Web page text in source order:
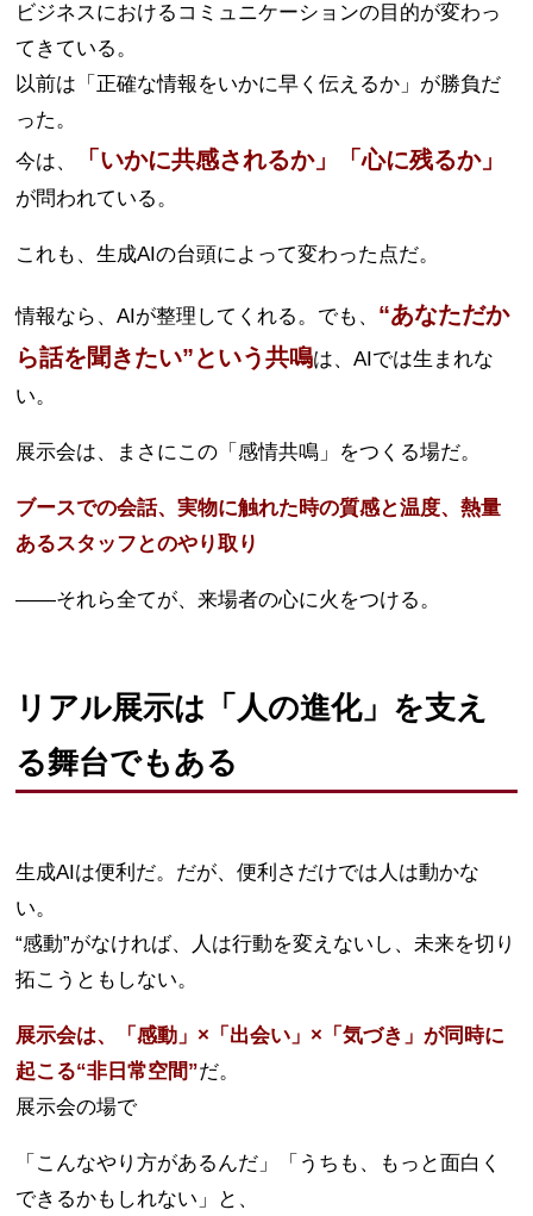
ビジネスにおけるコミュニケーションの目的が変わっ
てきている。
以前は「正確な情報をいかに早く伝えるか」が勝負だ
った。
今は、
「いかに共感されるか」「心に残るか」
が問われている。
これも、生成AIの台頭によって変わった点だ。
情報なら、AIが整理してくれる。でも、 “あなただか
ら話を聞きたい”という共鳴は、AIでは生まれな
い。
展示会は、まさにこの「感情共鳴」をつくる場だ。
ブースでの会話、実物に触れた時の質感と温度、熱量
あるスタッフとのやり取り
——それら全てが、来場者の心に火をつける。
リアル展示は「人の進化」を支え
る舞台でもある
生成AIは便利だ。だが、便利さだけでは人は動かな
い。
“感動”がなければ、人は行動を変えないし、未来を切り
拓こうともしない。
展示会は、「感動」×「出会い」×「気づき」が同時に
起こる“非日常空間”だ。
展示会の場で
「こんなやり方があるんだ」「うちも、もっと面白く
できるかもしれない」と、